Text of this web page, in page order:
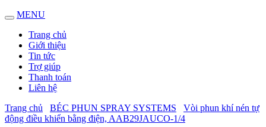
MENU
Trang chủ
Giới thiệu
Tin tức
Trợ giúp
Thanh toán
Liên hệ
Trang chủ
BÉC PHUN SPRAY SYSTEMS
Vòi phun khí nén tự
động điều khiển bằng điện, AAB29JAUCO-1/4